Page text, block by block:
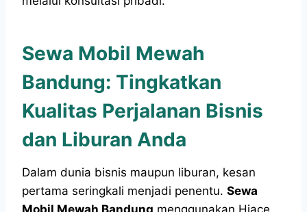
Sewa Mobil Mewah
Bandung: Tingkatkan
Kualitas Perjalanan Bisnis
dan Liburan Anda
Dalam dunia bisnis maupun liburan, kesan
pertama seringkali menjadi penentu. Sewa
Mobil Mewah Bandung menggunakan Hiace